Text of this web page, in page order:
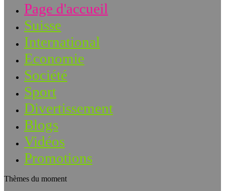
Page d'accueil
Suisse
International
Economie
Société
Sport
Divertissement
Blogs
Vidéos
Promotions
Thèmes du moment